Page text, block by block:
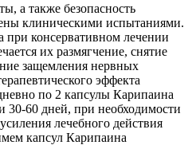
а также безопасность
клиническими испытаниями.
консервативном лечении
их размягчение, снятие
защемления нервных
эффекта
по 2 капсулы Карипаина
30-60 дней, при необходимости
лечебного действия
капсул Карипаина